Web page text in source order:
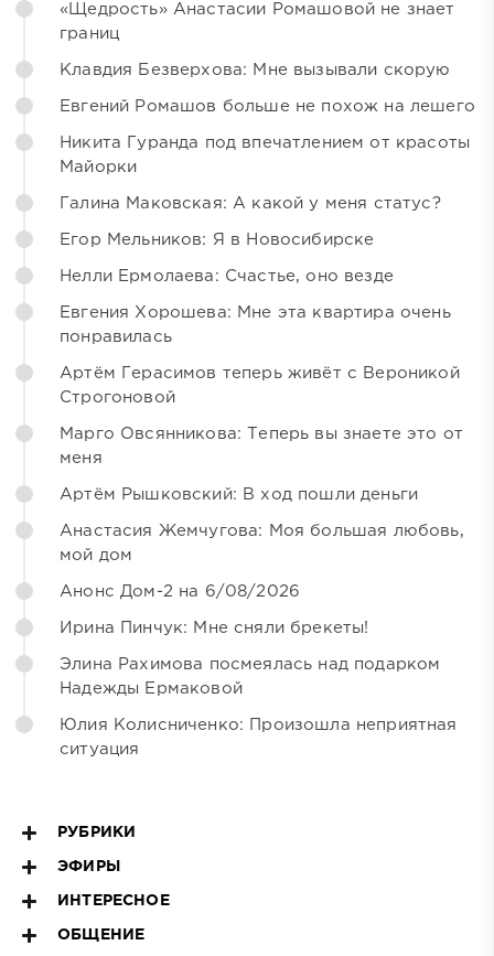
«Щедрость» Анастасии Ромашовой не знает
границ
Клавдия Безверхова: Мне вызывали скорую
Евгений Ромашов больше не похож на лешего
Никита Гуранда под впечатлением от красоты
Майорки
Галина Маковская: А какой у меня статус?
Егор Мельников: Я в Новосибирске
Нелли Ермолаева: Счастье, оно везде
Евгения Хорошева: Мне эта квартира очень
понравилась
Артём Герасимов теперь живёт с Вероникой
Строгоновой
Марго Овсянникова: Теперь вы знаете это от
меня
Артём Рышковский: В ход пошли деньги
Анастасия Жемчугова: Моя большая любовь,
мой дом
Анонс Дом-2 на 6/08/2026
Ирина Пинчук: Мне сняли брекеты!
Элина Рахимова посмеялась над подарком
Надежды Ермаковой
Юлия Колисниченко: Произошла неприятная
ситуация
РУБРИКИ
ЭФИРЫ
ИНТЕРЕСНОЕ
ОБЩЕНИЕ